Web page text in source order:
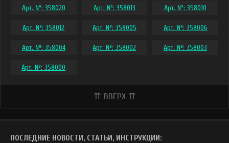
Арт. №: 358020 Арт. №: 358013 Арт. №: 358010
Арт. №: 358012 Арт. №: 358005 Арт. №: 358006
Арт. №: 358004 Арт. №: 358002 Арт. №: 358003
Арт. №: 358000
⇈ ВВЕРХ ⇈
ПОСЛЕДНИЕ НОВОСТИ, СТАТЬИ, ИНСТРУКЦИИ: